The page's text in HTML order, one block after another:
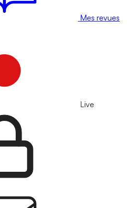
Mes revues
Live